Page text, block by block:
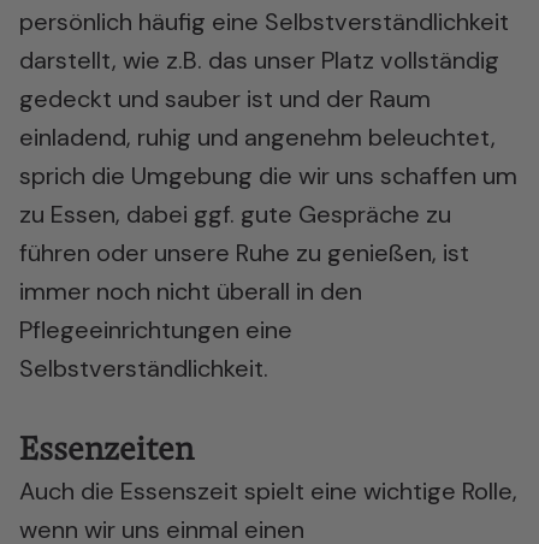
persönlich häufig eine Selbstverständlichkeit
darstellt, wie z.B. das unser Platz vollständig
gedeckt und sauber ist und der Raum
einladend, ruhig und angenehm beleuchtet,
sprich die Umgebung die wir uns schaffen um
zu Essen, dabei ggf. gute Gespräche zu
führen oder unsere Ruhe zu genießen, ist
immer noch nicht überall in den
Pflegeeinrichtungen eine
Selbstverständlichkeit.
Essenzeiten
Auch die Essenszeit spielt eine wichtige Rolle,
wenn wir uns einmal einen